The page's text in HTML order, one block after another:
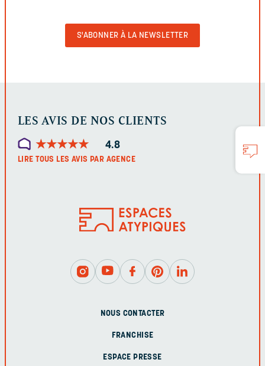
LES AVIS DE NOS CLIENTS
★★★★★
★★★★★ 4.8
LIRE TOUS LES AVIS PAR AGENCE
NOUS CONTACTER
FRANCHISE
ESPACE PRESSE